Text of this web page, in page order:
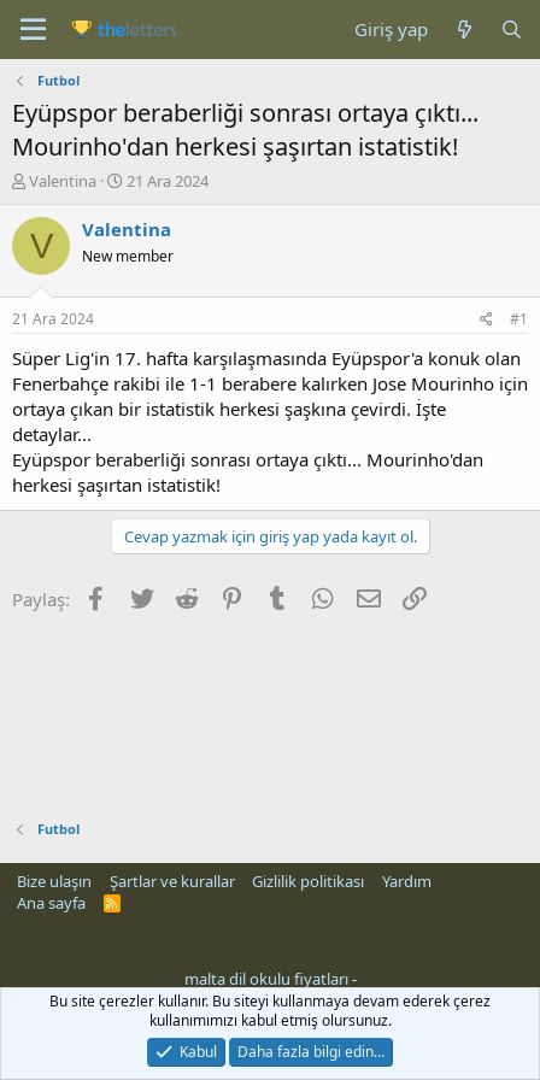
Giriş yap
Futbol
Eyüpspor beraberliği sonrası ortaya çıktı...
Mourinho'dan herkesi şaşırtan istatistik!
K
n
b
u
u
b
a
ş
l
a
t
a
n
Valentina
B
ş
a
ç
a
r
h
i
21 Ara 2024
V Valentina
New member
21 Ara 2024 #1
Süper Lig'in 17. hafta karşılaşmasında Eyüpspor'a konuk olan
Fenerbahçe rakibi ile 1-1 berabere kalırken Jose Mourinho için
ortaya çıkan bir istatistik herkesi şaşkına çevirdi. İşte
detaylar...
Eyüpspor beraberliği sonrası ortaya çıktı... Mourinho'dan
herkesi şaşırtan istatistik!
Cevap yazmak için giriş yap yada kayıt ol.
Paylaş: Facebook
Twitter Reddit PinterestTumblr WhatsApp
E-posta
Futbol
Bize ulaşın Şartlar ve kurallar Gizlilik politikası
Yardım
Ana sayfa
R
malta dil okulu fiyatları-
Bu site çerezler kullanır. Bu siteyi kullanmaya devam ederek çerez
kullanımımızı kabul etmiş olursunuz.
Kabul
Daha fazla bilgi edin…